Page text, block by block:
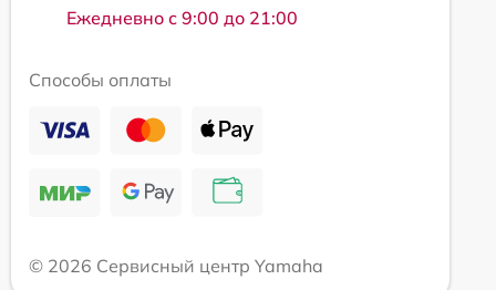
Ежедневно с 9:00 до 21:00
Способы оплаты
© 2026 Сервисный центр Yamaha